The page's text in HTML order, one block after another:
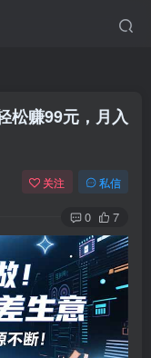
松赚99元，月入
关注 私信
0 7